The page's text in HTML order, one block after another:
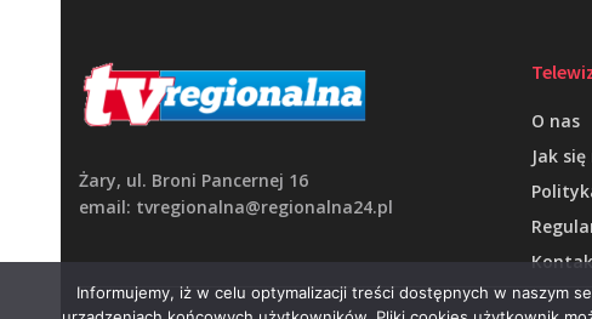
Żary, ul. Broni Pancernej 16
email: tvregionalna@regionalna24.pl
O nas
Jak
Informujemy, iż w celu optymalizacji treści dostępnych w naszym